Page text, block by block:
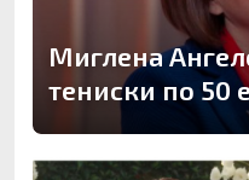
Миглена
тениски по 50